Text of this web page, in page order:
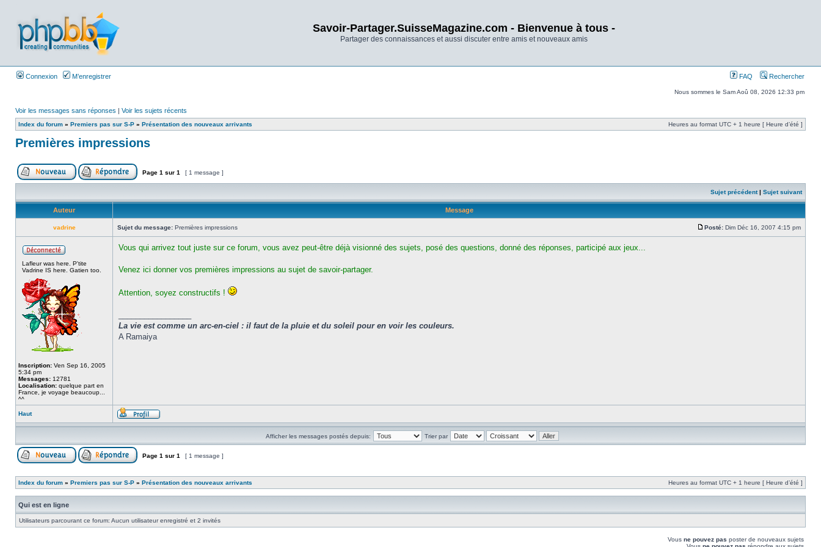
Savoir-Partager.SuisseMagazine.com - Bienvenue à tous -
Partager des connaissances et aussi discuter entre amis et nouveaux amis
Connexion M’enregistrer FAQ Rechercher
Nous sommes le Sam Aoû 08, 2026 12:33 pm
Voir les messages sans réponses | Voir les sujets récents
Index du forum » Premiers pas sur S-P » Présentation des nouveaux arrivants Heures au format UTC + 1 heure [ Heure d’été ]
Premières impressions
Page 1 sur 1 [ 1 message ]
Sujet précédent| Sujet suivant
Auteur Message
vadrine Sujet du message: Premières impressions Posté: Dim Déc 16, 2007 4:15 pm
Lafleur was here. P'tite
Vadrine IS here. Gatien too.
Inscription: Ven Sep 16, 2005
5:34 pm
Messages: 12781
Localisation: quelque part en
France, je voyage beaucoup...
^^
Vous qui arrivez tout juste sur ce forum, vous avez peut-être déjà visionné des sujets, posé des questions, donné des réponses, participé aux jeux...
Venez ici donner vos premières impressions au sujet de savoir-partager.
Attention, soyez constructifs !
La vie est comme un arc-en-ciel : il faut de la pluie et du soleil pour en voir les couleurs.
A Ramaiya
Haut
Afficher les messages postés depuis: Trier par
Page 1 sur 1 [ 1 message ]
Index du forum » Premiers pas sur S-P » Présentation des nouveaux arrivants Heures au format UTC + 1 heure [ Heure d’été ]
Qui est en ligne
Utilisateurs parcourant ce forum: Aucun utilisateur enregistré et 2 invités
Vous ne pouvez pas poster de nouveaux sujets